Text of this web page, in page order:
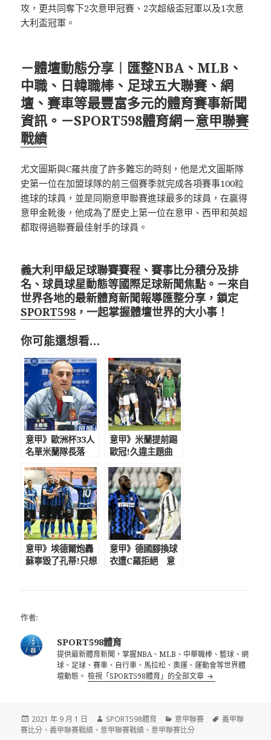
攻，更共同奪下2次意甲冠賽、2次超級盃冠軍以及1次意
大利盃冠軍。
－體壇動態分享︱匯整NBA、MLB、
中職、日韓職棒、足球五大聯賽、網
壇、賽車等最豐富多元的體育賽事新聞
資訊。－SPORT598體育網－意甲聯賽
戰績
尤文圖斯與C羅共度了許多難忘的時刻，他是尤文圖斯隊
史第一位在加盟球隊的前三個賽季就完成各項賽事100粒
進球的球員，並是同期意甲聯賽進球最多的球員，在贏得
意甲金靴後，他成為了歷史上第一位在意甲、西甲和英超
都取得過聯賽最佳射手的球員。
義大利甲級足球聯賽賽程、賽事比分積分及排
名、球員球星動態等國際足球新聞焦點。－來自
世界各地的最新體育新聞報導匯整分享，鎖定
SPORT598 ，一起掌握體壇世界的大小事！
你可能還想看…
意甲》歐洲杯33人
名單米蘭隊長落
意大利球隊執教邀
請 我會準備好
意甲》米蘭提前踢
歐冠!久違主題曲
暢玩看F1
意甲》埃德爾炮轟
蘇寧毀了孔蒂!只想
意甲》德國腳換球
衣遭C羅拒絕 意
作者:
SPORT598體育
提供最新體育新聞，掌握NBA、MLB、中華職棒、籃球、網
球、足球、賽車、自行車、馬拉松、奧運、運動會等世界體
壇動態。檢視「SPORT598體育」的全部文章
發
佈
2021 年 9 月 1 日
作
者
SPORT598體育
分
類
意甲聯賽
標
義甲聯
賽比分 、義甲聯賽戰績 、 意甲聯賽戰績 、 意甲聯賽比分